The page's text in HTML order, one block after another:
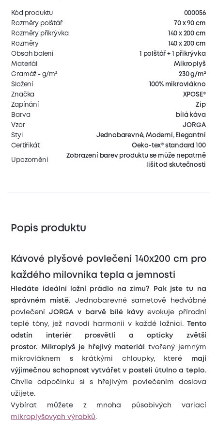
Kód produktu
000056
Rozměry polštář
70 x 90 cm
Rozměry přikrývka
140 x 200 cm
Rozměry
140 x 200 cm
Obsah balení
1 polštář + 1 přikrývka
Materiál
Mikroplyš
Gramáž - g/m²
230 g/m²
Složení
100% mikrovlákno
Značka
XPOSE®
Zapínání
Zip
Barva
bílá káva
Vzor
JORGA
Styl
Jednobarevné, Moderní, Elegantní
Certifikát
Oeko-tex® standard 100
Upozornění
Zobrazení barev produktu se může nepatrně
lišit od skutečnosti
Popis produktu
Kávové plyšové povlečení 140x200 cm pro
každého milovníka tepla a jemnosti
Hledáte ideální ložní prádlo na zimu? Pak jste tu na
správném místě. Jednobarevné sametově hedvábné
povlečeníJORGAv barvě bílé kávy
evokuje přírodní
teplé tóny, jež navodí harmonii v
každé ložnici.
Tento
odstín interiér prosvětlí a opticky zvětší
prostor.
Mikroplyš je hřejivý materiál
tvořený jemným
mikrovláknem s krátkými chloupky, které
mají
výjimečnou schopnost vytvářet v posteli útulno a teplo.
Chvíle odpočinku si s hřejivým povlečením doslova
užijete.
Vybírat můžete z mnoha působivých variací
mikroplyšových výrobků.